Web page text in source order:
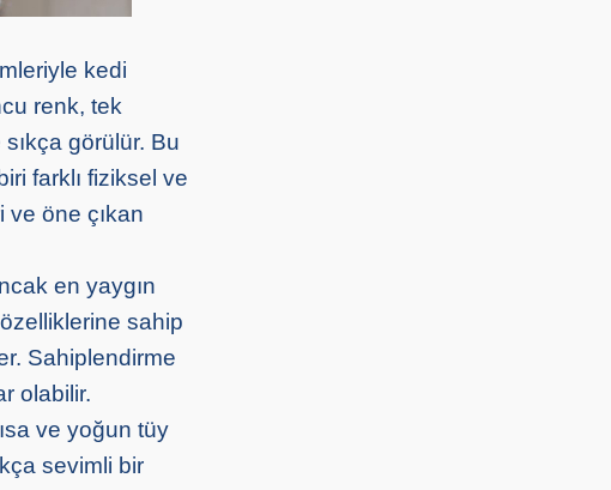
kedi
renk, tek
görülür. Bu
farklı fiziksel ve
ve öne çıkan
en yaygın
sahip
Sahiplendirme
olabilir.
ve yoğun tüy
sevimli bir